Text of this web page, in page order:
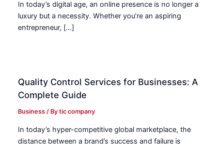
In today’s digital age, an online presence is no longer a
luxury but a necessity. Whether you’re an aspiring
entrepreneur, […]
Quality Control Services for Businesses: A
Complete Guide
Business / Bytic company
In today’s hyper-competitive global marketplace, the
distance between a brand’s success and failure is